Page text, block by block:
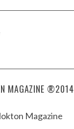
MAGAZINE ®2014